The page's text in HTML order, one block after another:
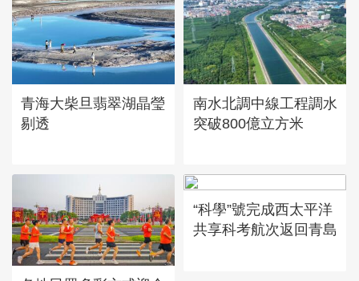
青海大柴旦翡翠湖晶瑩
剔透
南水北調中線工程調水
突破800億立方米
“科學”號完成西太平洋
共享科考航次返回青島